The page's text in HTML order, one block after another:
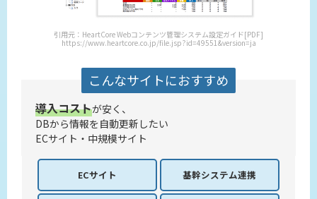
引用元：HeartCore Webコンテンツ管理システム設定ガイド[PDF]
https://www.heartcore.co.jp/file.jsp?id=49551&version=ja
こんなサイトにおすすめ
導入コストが安く、
DBから情報を自動更新したい
ECサイト・中規模サイト
ECサイト 基幹システム連携